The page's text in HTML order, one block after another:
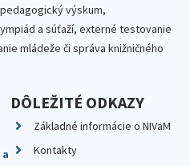
výskum,
a súťaží, externé testovanie
mládeže či správa knižničného
DÔLEŽITÉ ODKAZY
Základné informácie o NIVaM
Kontakty